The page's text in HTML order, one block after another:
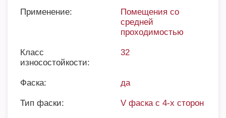
Применение:
Помещения со
средней
проходимостью
Класс
износостойкости:
32
Фаска: да
Тип фаски: V фаска с 4-х сторон